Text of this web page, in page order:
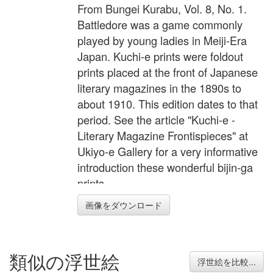
From Bungei Kurabu, Vol. 8, No. 1.
Battledore was a game commonly
played by young ladies in Meiji-Era
Japan. Kuchi-e prints were foldout
prints placed at the front of Japanese
literary magazines in the 1890s to
about 1910. This edition dates to that
period. See the article "Kuchi-e -
Literary Magazine Frontispieces" at
Ukiyo-e Gallery for a very informative
introduction these wonderful bijin-ga
prints.
画像をダウンロード
類似の浮世絵 浮世絵を比較...